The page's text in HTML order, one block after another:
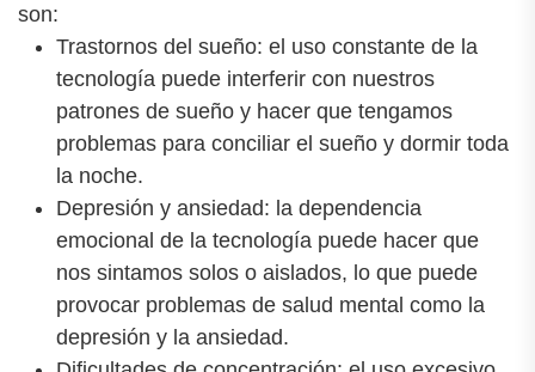
son:
Trastornos del sueño: el uso constante de la
tecnología puede interferir con nuestros
patrones de sueño y hacer que tengamos
problemas para conciliar el sueño y dormir toda
la noche.
Depresión y ansiedad: la dependencia
emocional de la tecnología puede hacer que
nos sintamos solos o aislados, lo que puede
provocar problemas de salud mental como la
depresión y la ansiedad.